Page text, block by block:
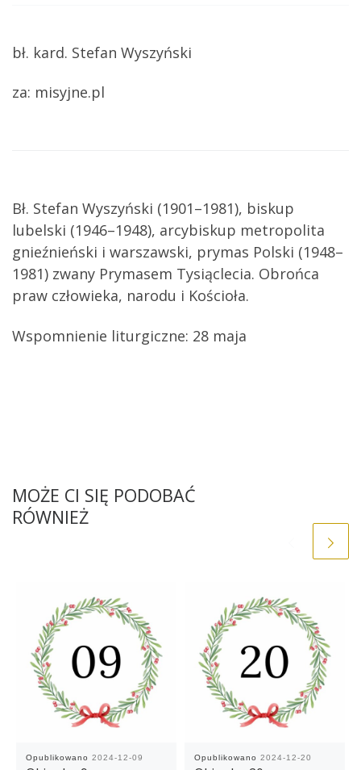
bł. kard. Stefan Wyszyński
za: misyjne.pl
Bł. Stefan Wyszyński (1901–1981), biskup
lubelski (1946–1948), arcybiskup metropolita
gnieźnieński i warszawski, prymas Polski (1948–
1981) zwany Prymasem Tysiąclecia. Obrońca
praw człowieka, narodu i Kościoła.
Wspomnienie liturgiczne: 28 maja
MOŻE CI SIĘ PODOBAĆ
RÓWNIEŻ
Opublikowano 2024-12-09 Opublikowano 2024-12-20